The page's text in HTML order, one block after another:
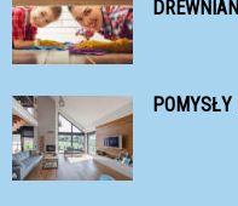
POMYSŁY